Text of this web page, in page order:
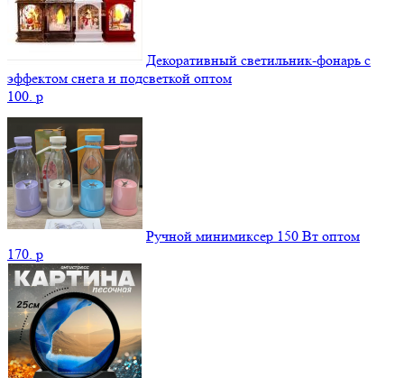
Декоративный светильник-фонарь с
эффектом снега и подсветкой оптом
100. p
Ручной минимиксер 150 Вт оптом
170. p